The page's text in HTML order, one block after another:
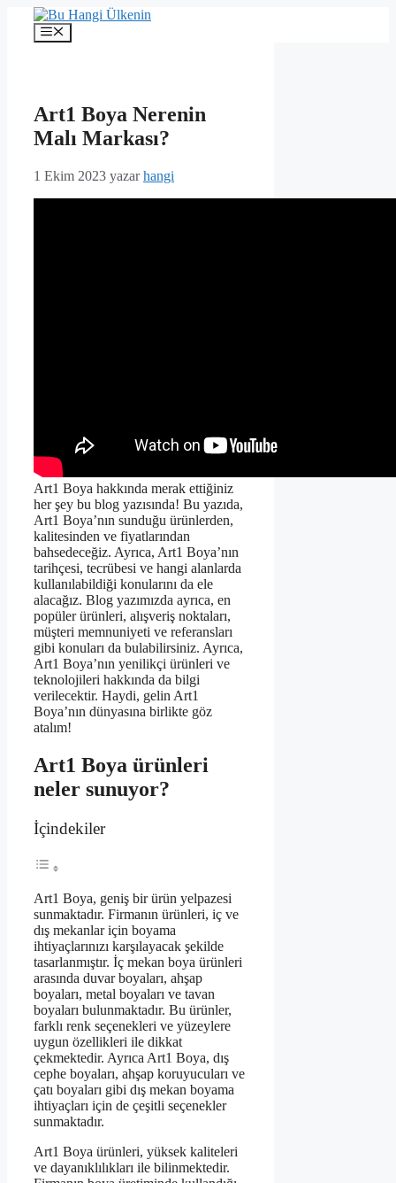
İçeriğe
Menü
Art1 Boya Nerenin
Malı Markası?
1 Ekim 2023 yazarhangi
Art1 Boya hakkında merak ettiğiniz
her şey bu blog yazısında! Bu yazıda,
Art1 Boya’nın sunduğu ürünlerden,
kalitesinden ve fiyatlarından
bahsedeceğiz. Ayrıca, Art1 Boya’nın
tarihçesi, tecrübesi ve hangi alanlarda
kullanılabildiği konularını da ele
alacağız. Blog yazımızda ayrıca, en
popüler ürünleri, alışveriş noktaları,
müşteri memnuniyeti ve referansları
gibi konuları da bulabilirsiniz. Ayrıca,
Art1 Boya’nın yenilikçi ürünleri ve
teknolojileri hakkında da bilgi
verilecektir. Haydi, gelin Art1
Boya’nın dünyasına birlikte göz
atalım!
Art1 Boya ürünleri
neler sunuyor?
İçindekiler
Art1 Boya, geniş bir ürün yelpazesi
sunmaktadır. Firmanın ürünleri, iç ve
dış mekanlar için boyama
ihtiyaçlarınızı karşılayacak şekilde
tasarlanmıştır. İç mekan boya ürünleri
arasında duvar boyaları, ahşap
boyaları, metal boyaları ve tavan
boyaları bulunmaktadır. Bu ürünler,
farklı renk seçenekleri ve yüzeylere
uygun özellikleri ile dikkat
çekmektedir. Ayrıca Art1 Boya, dış
cephe boyaları, ahşap koruyucuları ve
çatı boyaları gibi dış mekan boyama
ihtiyaçları için de çeşitli seçenekler
sunmaktadır.
Art1 Boya ürünleri, yüksek kaliteleri
ve dayanıklılıkları ile bilinmektedir.